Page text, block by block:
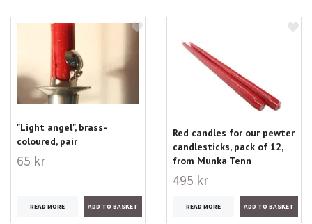
"Light angel", brass-
coloured, pair
65 kr
READ MORE
Red candles for our pewter
candlesticks, pack of 12,
from Munka Tenn
495 kr
READ MORE